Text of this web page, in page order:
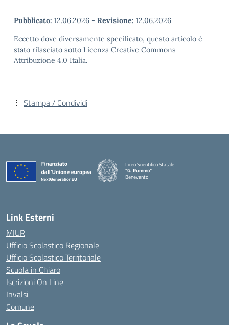
Pubblicato: 12.06.2026 - Revisione: 12.06.2026
Eccetto dove diversamente specificato, questo articolo è
stato rilasciato sotto Licenza Creative Commons
Attribuzione 4.0 Italia.
Stampa / Condividi
Liceo Scientifico Statale
"G. Rummo"
Benevento
Link Esterni
MIUR
Ufficio Scolastico Regionale
Ufficio Scolastico Territoriale
Scuola in Chiaro
Iscrizioni On Line
Invalsi
Comune